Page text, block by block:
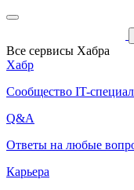
Все сервисы Хабра
Хабр
Сообщество IT-
Q&A
Ответы на любые
Карьера